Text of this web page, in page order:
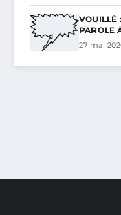
VOUILLÉ
PAROLE
27 mai